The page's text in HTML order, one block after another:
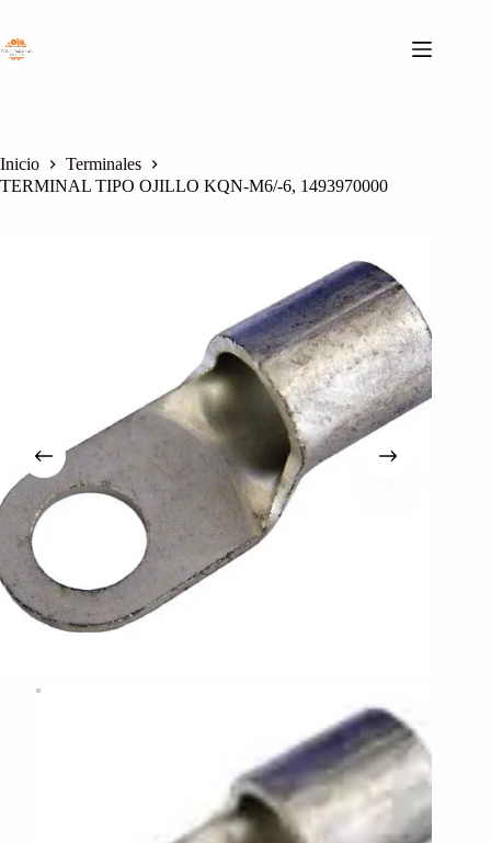
contenido
Inicio
Terminales
TERMINAL TIPO OJILLO KQN-M6/-6, 1493970000